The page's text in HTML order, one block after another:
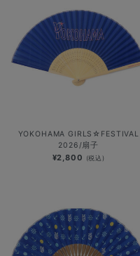
YOKOHAMA GIRLS☆FESTIVAL
2026/扇子
¥2,800 (税込)